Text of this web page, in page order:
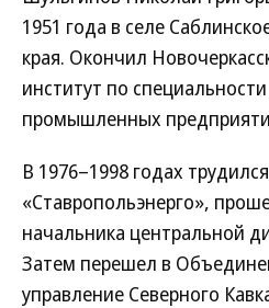
1951 года в селе
края. Окончил
институт по
промышленных
В 1976–1998 годах
«Ставропольэнерго»,
начальника центральной
Затем перешел в
управление Северного